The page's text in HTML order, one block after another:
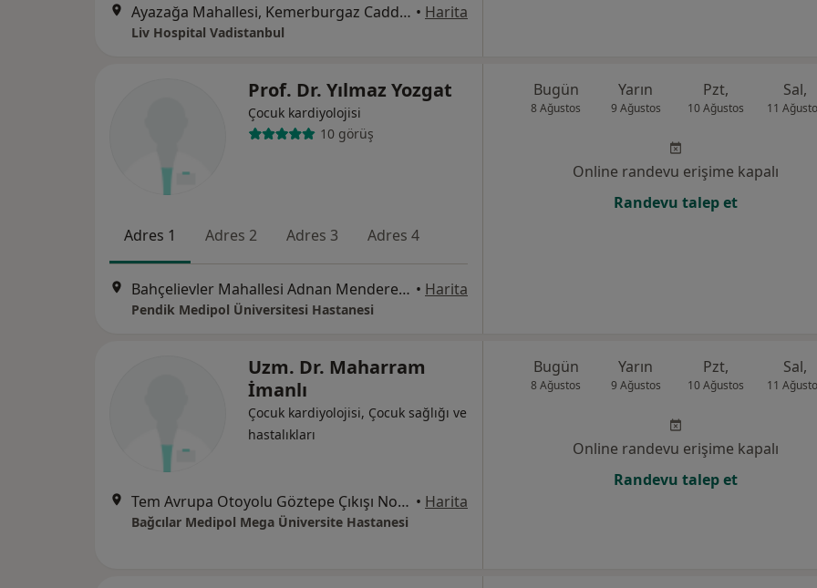
Ayazağa Mahallesi, Kemerburgaz Caddesi, Vadistanbul Park Etabı, 7F Blok, 34475 Sarıyer/İstanbul, İstanbul • Harita
Liv Hospital Vadistanbul
Prof. Dr. Yılmaz Yozgat
Çocuk kardiyolojisi
10 görüş
Adres 1 Adres 2 Adres 3 Adres 4
Bahçelievler Mahallesi Adnan Menderes Bulvarı No:31, Pendik • Harita
Pendik Medipol Üniversitesi Hastanesi
Bugün
8 Ağustos
Yarın
9 Ağustos
Pzt,
10 Ağustos
Sal,
11
Online randevu erişime kapalı
Randevu talep et
Uzm. Dr. Maharram
İmanlı
Çocuk kardiyolojisi, Çocuk sağlığı ve
hastalıkları
Tem Avrupa Otoyolu Göztepe Çıkışı No: 1Bağcılar, İstanbul • Harita
Bağcılar Medipol Mega Üniversite Hastanesi
Bugün
8 Ağustos
Yarın
9 Ağustos
Pzt,
10 Ağustos
Sal,
11
Online randevu erişime kapalı
Randevu talep et